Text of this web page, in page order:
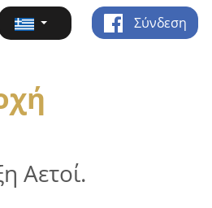
Σύνδεση
Αετοί.